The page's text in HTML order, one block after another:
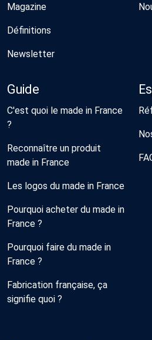
Magazine
Définitions
Newsletter
Guide
C'est quoi le made in France
?
Reconnaître un produit
made in France
Les logos du made in France
Pourquoi acheter du made in
France ?
Pourquoi faire du made in
France ?
Fabrication française, ça
signifie quoi ?